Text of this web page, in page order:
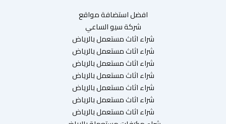
افضل استضافة مواقع
شركة سيو الساعي
شراء اثاث مستعمل بالرياض
شراء اثاث مستعمل بالرياض
شراء اثاث مستعمل بالرياض
شراء اثاث مستعمل بالرياض
شراء اثاث مستعمل بالرياض
شراء اثاث مستعمل بالرياض
شراء اثاث مستعمل بالرياض